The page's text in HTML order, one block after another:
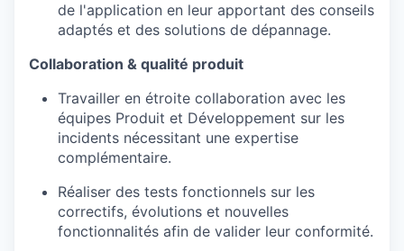
de l'application en leur apportant des conseils
adaptés et des solutions de dépannage.
Collaboration & qualité produit
Travailler en étroite collaboration avec les
équipes Produit et Développement sur les
incidents nécessitant une expertise
complémentaire.
Réaliser des tests fonctionnels sur les
correctifs, évolutions et nouvelles
fonctionnalités afin de valider leur conformité.